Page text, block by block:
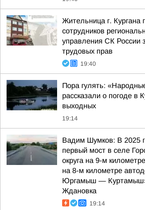
Жительница г. Кургана
сотрудников
управления СК России
трудовых прав
19:40
Пора гулять:
рассказали о погоде в
выходных
19:14
Вадим Шумков: В 2025
первый мост в селе
округа на 9-м
на 8-м километре
Юргамыш —
Ждановка
19:14